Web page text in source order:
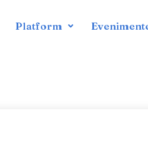
Platform